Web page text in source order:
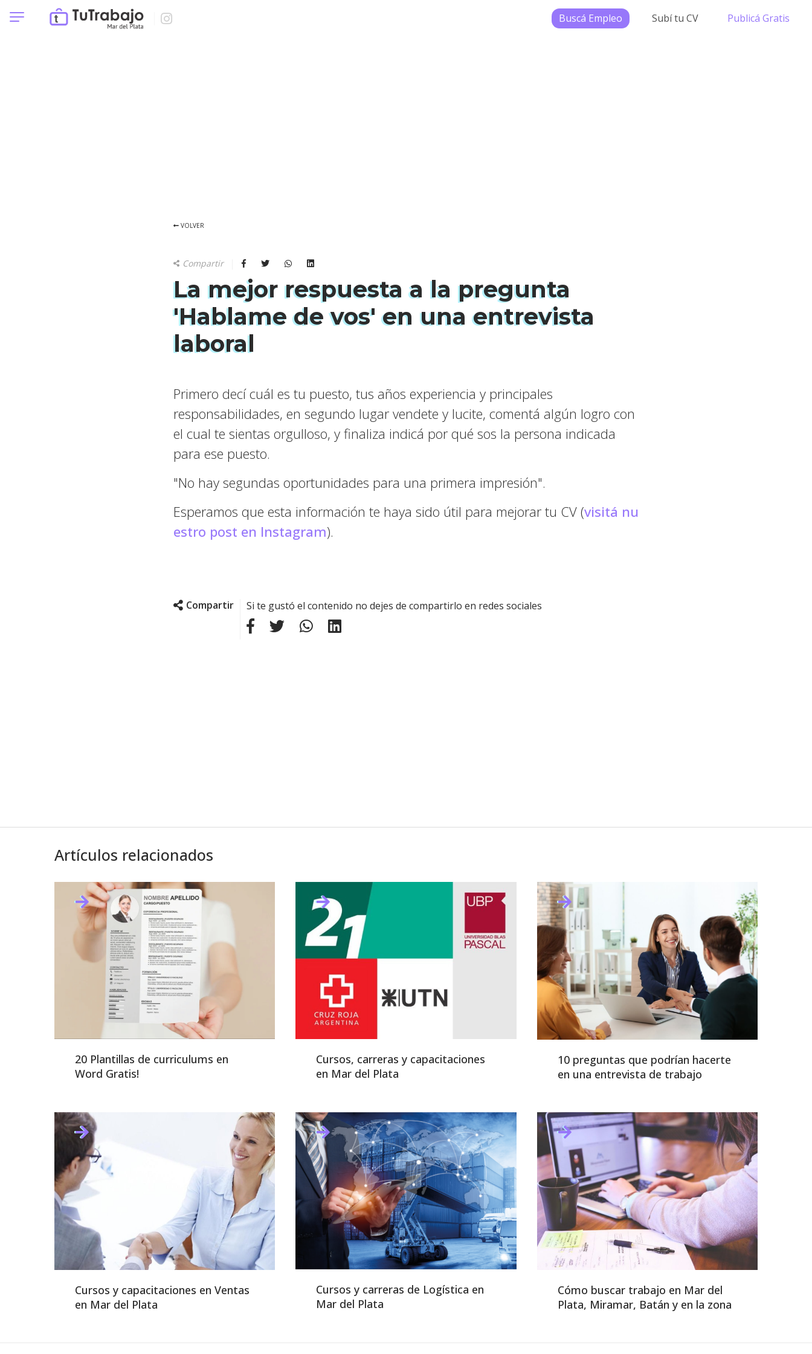
Buscá Empleo Subí tu CV Publicá Gratis
VOLVER
Compartir
La mejor respuesta a la pregunta
'Hablame de vos' en una entrevista
laboral
Primero decí cuál es tu puesto, tus años experiencia y principales
responsabilidades, en segundo lugar vendete y lucite, comentá algún logro con
el cual te sientas orgulloso, y finaliza indicá por qué sos la persona indicada
para ese puesto.
"No hay segundas oportunidades para una primera impresión".
Esperamos que esta información te haya sido útil para mejorar tu CV (visitá nu
estro post en Instagram).
Compartir Si te gustó el contenido no dejes de compartirlo en redes sociales
Artículos relacionados
20 Plantillas de curriculums en
Word Gratis!
Cursos, carreras y capacitaciones
en Mar del Plata
10 preguntas que podrían hacerte
en una entrevista de trabajo
Cursos y capacitaciones en Ventas
en Mar del Plata
Cursos y carreras de Logística en
Mar del Plata
Cómo buscar trabajo en Mar del
Plata, Miramar, Batán y en la zona